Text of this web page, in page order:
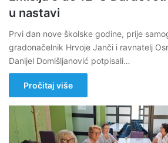
u nastavi
Prvi dan nove školske godine, prije
gradonačelnik Hrvoje Janči i ravnatelj
Danijel Domišljanović potpisali…
Pročitaj više